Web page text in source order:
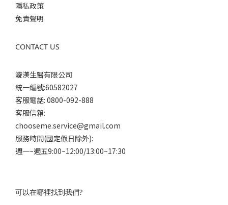
隱私政策
免責聲明
CONTACT US
漩渼生醫有限公司
統一編號:60582027
客服電話: 0800-092-888
客服信箱:
chooseme.service@gmail.com
服務時間(國定假日除外):
週一~週五9:00~12:00/13:00~17:30
可以在哪裡找到我們?